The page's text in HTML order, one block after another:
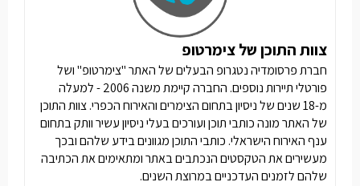
צוות התוכן של צימרטופ
חברת פרסומדיה נטגרופ הבעלים של האתר "צימרטופ" ושל
פורטלי תיירות נוספים. החברה קיימת משנה 2006 - למעלה
מ-18 שנים של ניסיון בתחום הצימרים והאירוח הכפרי. צוות התוכן
של האתר מונה כותבי תוכן ועורכים בעלי ניסיון עשיר וותק בתחום
ענף האירוח הישראלי. כותבי התוכן מגוונים בידע שלהם ובכך
מעשירים את הטקסטים הנכתבים באתר ומתאימים את הכתיבה
שלהם לזמנים העדכניים במרוצת השנים.